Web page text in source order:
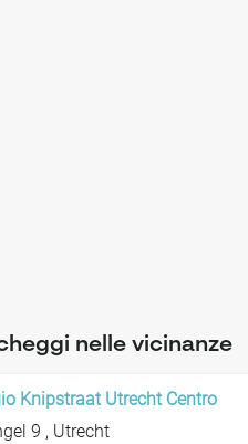
nelle vicinanze
Knipstraat Utrecht Centro
9 , Utrecht